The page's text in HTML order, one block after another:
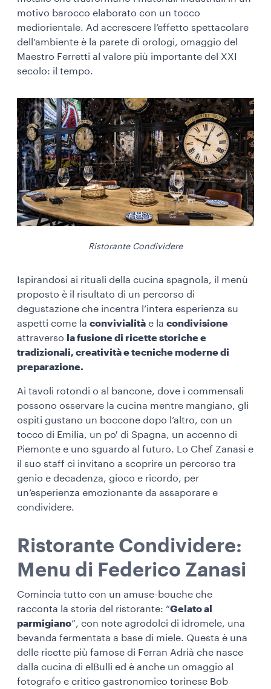
motivo barocco elaborato con un tocco
mediorientale. Ad accrescere l’effetto spettacolare
dell’ambiente è la parete di orologi, omaggio del
Maestro Ferretti al valore più importante del XXI
secolo: il tempo.
Ristorante Condividere
Ispirandosi ai rituali della cucina spagnola, il menù
proposto è il risultato di un percorso di
degustazione che incentra l’intera esperienza su
aspetti come la convivialità e la condivisione
attraverso
la fusione di ricette storiche e
tradizionali, creatività e tecniche moderne di
preparazione.
Ai tavoli rotondi o al bancone, dove i commensali
possono osservare la cucina mentre mangiano, gli
ospiti gustano un boccone dopo l’altro, con un
tocco di Emilia, un po' di Spagna, un accenno di
Piemonte e uno sguardo al futuro. Lo Chef Zanasi e
il suo staff ci invitano a scoprire un percorso tra
genio e decadenza, gioco e ricordo, per
un’esperienza emozionante da assaporare e
condividere.
Ristorante Condividere:
Menu di Federico Zanasi
Comincia tutto con un amuse-bouche che
racconta la storia del ristorante: “Gelato al
parmigiano”, con note agrodolci di idromele, una
bevanda fermentata a base di miele. Questa è una
delle ricette più famose di Ferran Adrià che nasce
dalla cucina di elBulli ed è anche un omaggio al
fotografo e critico gastronomico torinese Bob